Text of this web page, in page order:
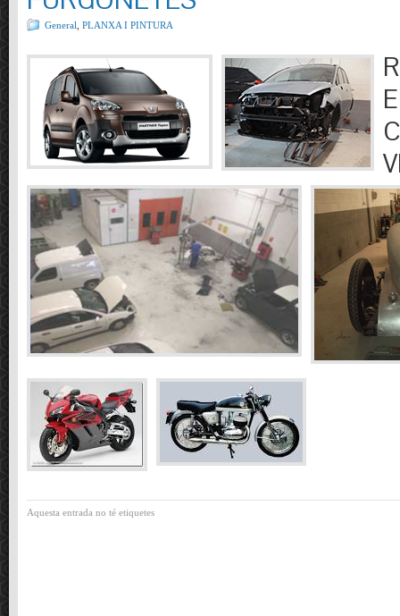
General PLANXA I PINTURA
Aquesta entrada no té etiquetes